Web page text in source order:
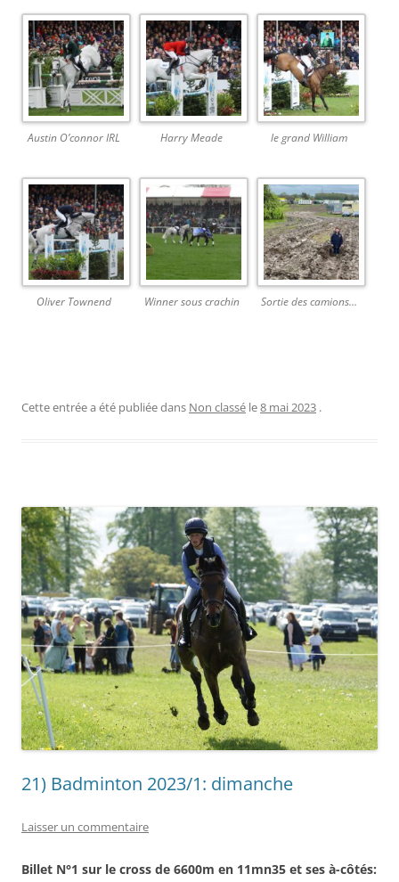
Austin O’connor IRL Harry Meade le grand William
Oliver Townend Winner sous crachin Sortie des camions…
Cette entrée a été publiée dans Non classé le8 mai 2023 .
21) Badminton 2023/1: dimanche
Laisser un commentaire
Billet N°1 sur le cross de 6600m en 11mn35 et ses à-côtés: